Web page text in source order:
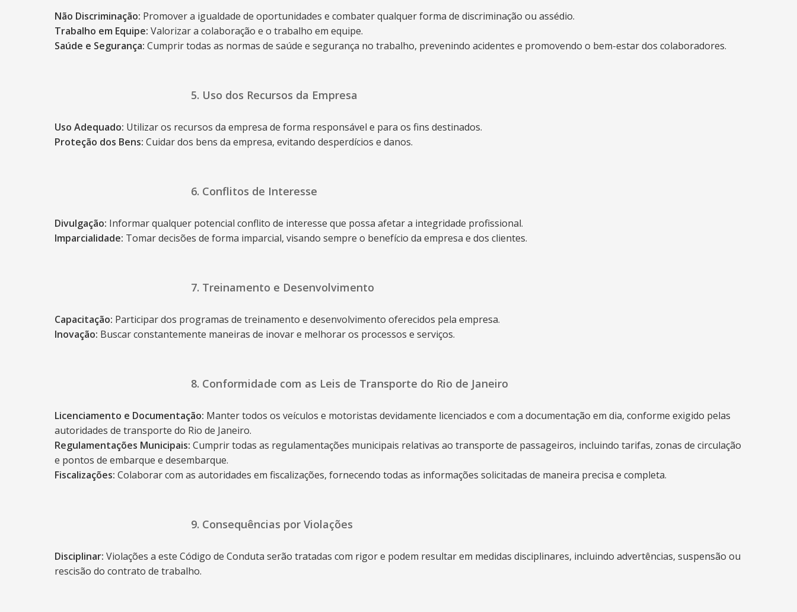
Não Discriminação: Promover a igualdade de oportunidades e combater qualquer forma de discriminação ou assédio.
Trabalho em Equipe: Valorizar a colaboração e o trabalho em equipe.
Saúde e Segurança: Cumprir todas as normas de saúde e segurança no trabalho, prevenindo acidentes e promovendo o bem-estar dos colaboradores.
5. Uso dos Recursos da Empresa
Uso Adequado: Utilizar os recursos da empresa de forma responsável e para os fins destinados.
Proteção dos Bens: Cuidar dos bens da empresa, evitando desperdícios e danos.
6. Conflitos de Interesse
Divulgação: Informar qualquer potencial conflito de interesse que possa afetar a integridade profissional.
Imparcialidade: Tomar decisões de forma imparcial, visando sempre o benefício da empresa e dos clientes.
7. Treinamento e Desenvolvimento
Capacitação: Participar dos programas de treinamento e desenvolvimento oferecidos pela empresa.
Inovação: Buscar constantemente maneiras de inovar e melhorar os processos e serviços.
8. Conformidade com as Leis de Transporte do Rio de Janeiro
Licenciamento e Documentação: Manter todos os veículos e motoristas devidamente licenciados e com a documentação em dia, conforme exigido pelas
autoridades de transporte do Rio de Janeiro.
Regulamentações Municipais: Cumprir todas as regulamentações municipais relativas ao transporte de passageiros, incluindo tarifas, zonas de circulação
e pontos de embarque e desembarque.
Fiscalizações: Colaborar com as autoridades em fiscalizações, fornecendo todas as informações solicitadas de maneira precisa e completa.
9. Consequências por Violações
Disciplinar: Violações a este Código de Conduta serão tratadas com rigor e podem resultar em medidas disciplinares, incluindo advertências, suspensão ou
rescisão do contrato de trabalho.